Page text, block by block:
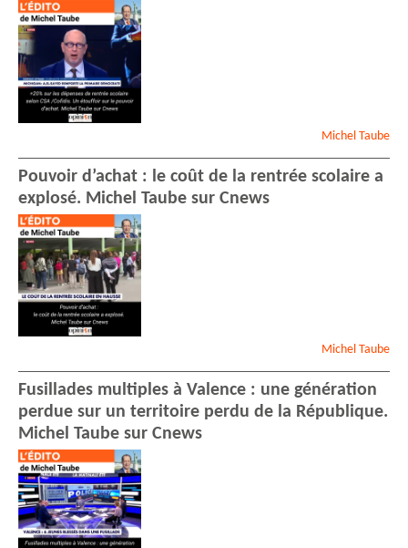
Michel Taube
Pouvoir d’achat : le coût de la rentrée scolaire a
explosé. Michel Taube sur Cnews
Michel Taube
Fusillades multiples à Valence : une génération
perdue sur un territoire perdu de la République.
Michel Taube sur Cnews